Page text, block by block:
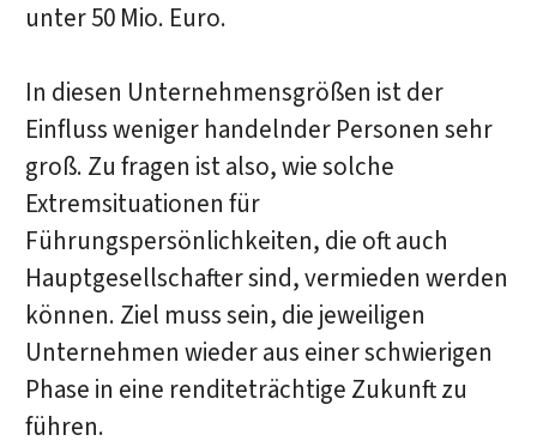
unter 50 Mio. Euro.
In diesen Unternehmensgrößen ist der
Einfluss weniger handelnder Personen sehr
groß. Zu fragen ist also, wie solche
Extremsituationen für
Führungspersönlichkeiten, die oft auch
Hauptgesellschafter sind, vermieden werden
können. Ziel muss sein, die jeweiligen
Unternehmen wieder aus einer schwierigen
Phase in eine renditeträchtige Zukunft zu
führen.